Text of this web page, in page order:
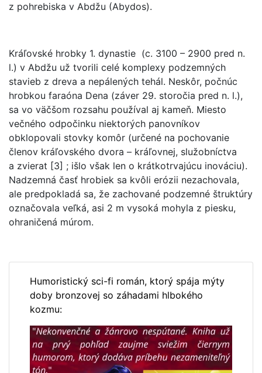
z pohrebiska v Abdžu (Abydos).
Kráľovské hrobky 1. dynastie (c. 3100 – 2900 pred n.
l.) v Abdžu už tvorili celé komplexy podzemných
stavieb z dreva a nepálených tehál. Neskôr, počnúc
hrobkou faraóna Dena (záver 29. storočia pred n. l.),
sa vo väčšom rozsahu používal aj kameň. Miesto
večného odpočinku niektorých panovníkov
obklopovali stovky komôr (určené na pochovanie
členov kráľovského dvora – kráľovnej, služobníctva
a zvierat [3] ; išlo však len o krátkotrvajúcu inováciu).
Nadzemná časť hrobiek sa kvôli erózii nezachovala,
ale predpokladá sa, že zachované podzemné štruktúry
označovala veľká, asi 2 m vysoká mohyla z piesku,
ohraničená múrom.
Humoristický sci-fi román, ktorý spája mýty
doby bronzovej so záhadami hlbokého
kozmu: